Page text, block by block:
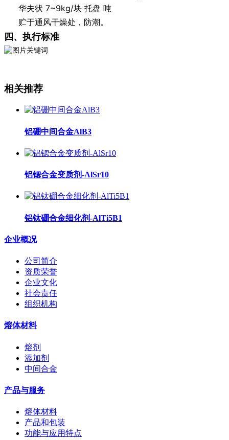
华夫状 7~9kg/块 托盘 吨
贮于通风干燥处，防潮。
四、执行标准
相关推荐
铝硼中间合金AlB3
铝锶合金变质剂-AlSr10
铝钛硼合金细化剂-AlTi5B1
企业概况
公司简介
资质荣誉
企业文化
社会责任
组织机构
熔体材料
熔剂
添加剂
中间合金
产品与服务
熔体材料
产品和包装
功能与应用特点